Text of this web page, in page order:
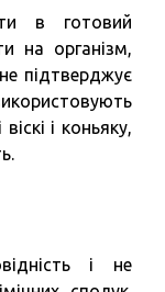
в готовий
на організм,
підтверджує
і коньяку,
і не